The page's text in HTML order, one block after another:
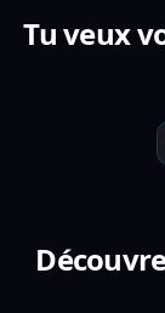
Tu veux